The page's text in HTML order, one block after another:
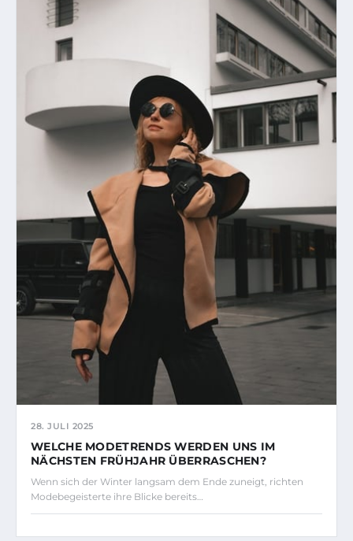
28. JULI 2025
WELCHE MODETRENDS WERDEN UNS IM
NÄCHSTEN FRÜHJAHR ÜBERRASCHEN?
Wenn sich der Winter langsam dem Ende zuneigt, richten
Modebegeisterte ihre Blicke bereits…